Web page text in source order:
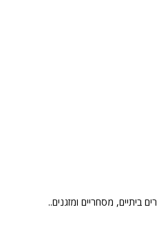
ביתיים, מסחריים ומזגנים..